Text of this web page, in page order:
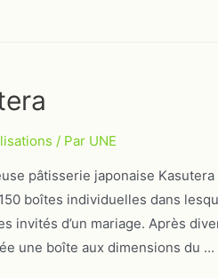
/ Par UNE
pâtisserie japonaise
boîtes individuelles dans
invités d’un mariage. Après
une boîte aux dimensions du …